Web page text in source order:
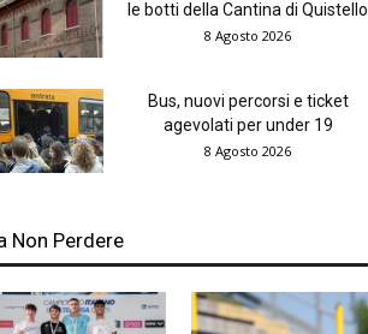
le botti della Cantina di Quistello
8 Agosto 2026
Bus, nuovi percorsi e ticket
agevolati per under 19
8 Agosto 2026
Non Perdere